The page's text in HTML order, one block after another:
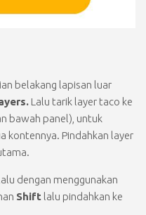
belakang lapisan luar
Lalu tarik layer taco ke
bawah panel), untuk
kontennya. Pindahkan layer
dengan menggunakan
Shift lalu pindahkan ke